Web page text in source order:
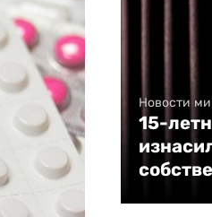
Новости
15-